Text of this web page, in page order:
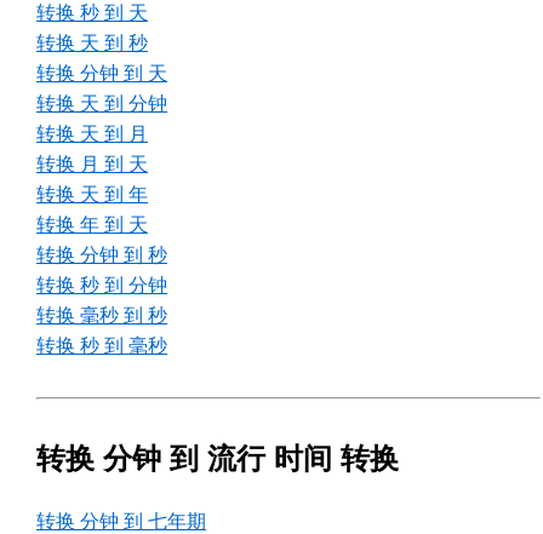
转换 秒 到 天
转换 天 到 秒
转换 分钟 到 天
转换 天 到 分钟
转换 天 到 月
转换 月 到 天
转换 天 到 年
转换 年 到 天
转换 分钟 到 秒
转换 秒 到 分钟
转换 毫秒 到 秒
转换 秒 到 毫秒
转换 分钟 到 流行 时间 转换
转换 分钟 到 七年期